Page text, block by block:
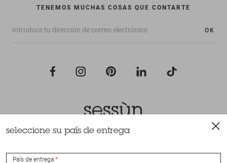
TENEMOS MUCHAS COSAS QUE CONTARTE
OK
Todos los derechos reservados Sessùn 2022
seleccione su país de entrega
País de entrega